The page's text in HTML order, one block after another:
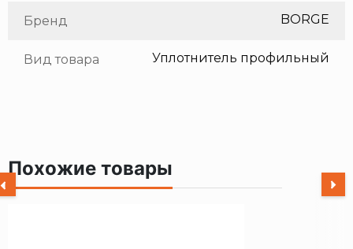
Бренд BORGE
Вид товара Уплотнитель профильный
Похожие товары